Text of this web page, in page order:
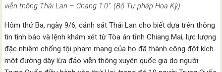
viễn thông Thái Lan – Chang 1.0”. (Bộ Tư pháp Hoa Kỳ)
Hôm thứ Ba, ngày 9/6, cảnh sát Thái Lan cho biết dựa trên thông
tin tình báo và lệnh khám xét từ Tòa án tỉnh Chiang Mai, lực lượng
đặc nhiệm chống tội phạm mạng của họ đã thành công đột kích
một đường dây lừa đảo viễn thông xuyên quốc gia do người